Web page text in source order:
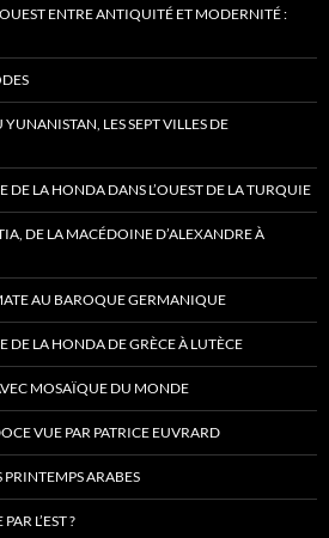
ENTRE ANTIQUITÉ ET MODERNITÉ :
LES SEPT VILLES DE
DE LA HONDA DANS L’OUEST DE LA TURQUIE
DE LA MACÉDOINE D’ALEXANDRE À
AU BAROQUE GERMANIQUE
DE LA HONDA DE GRÈCE À LUTÈCE
MOSAÏQUE DU MONDE
VUE PAR PATRICE EUVRARD
PRINTEMPS ARABES
L’EST ?